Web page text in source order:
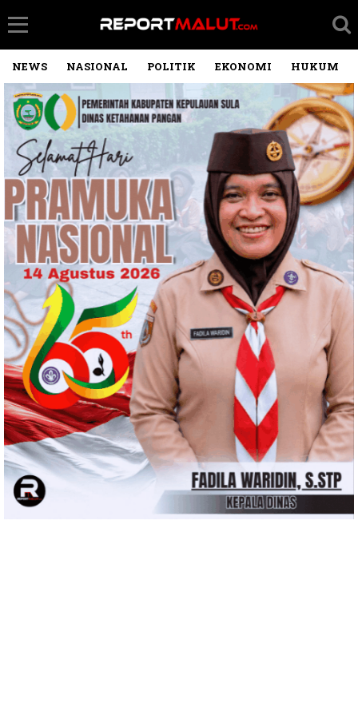
NEWS NASIONAL POLITIK EKONOMI HUKUM